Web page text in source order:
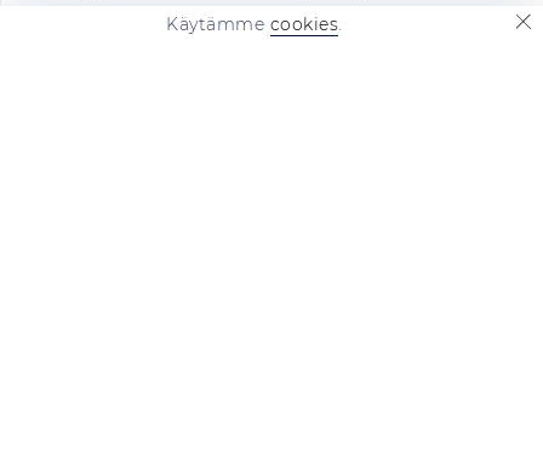
Käytämme cookies.